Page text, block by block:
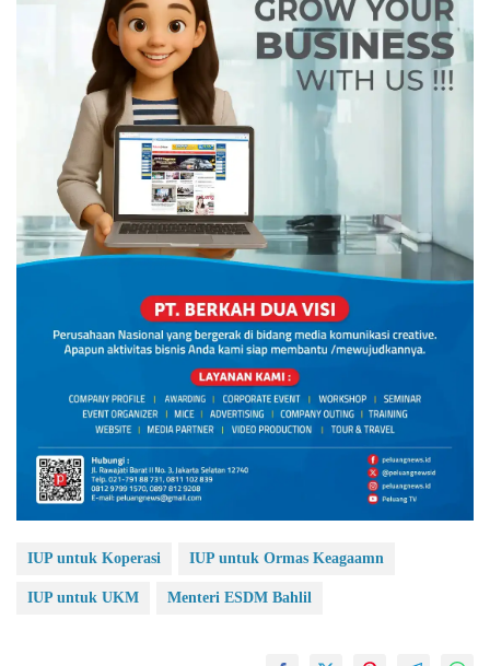
IUP untuk Koperasi IUP untuk Ormas Keagaamn
IUP untuk UKM Menteri ESDM Bahlil